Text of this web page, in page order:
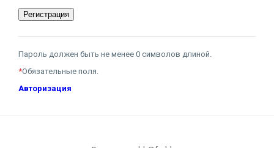
Пароль должен быть не менее 0 символов длиной.
*Обязательные поля.
Авторизация